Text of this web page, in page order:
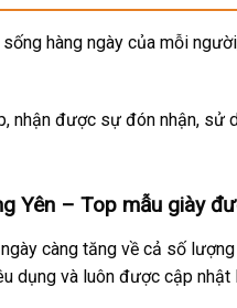
hàng ngày của mỗi
nhận được sự đón nhận,
Yên– Top mẫu giày
càng tăng về cả số
dụng và luôn được cập